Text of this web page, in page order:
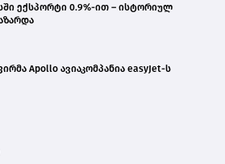
ექსპორტი 0.9%-ით – ისტორიულ
Apollo ავიაკომპანია easyJet-ს